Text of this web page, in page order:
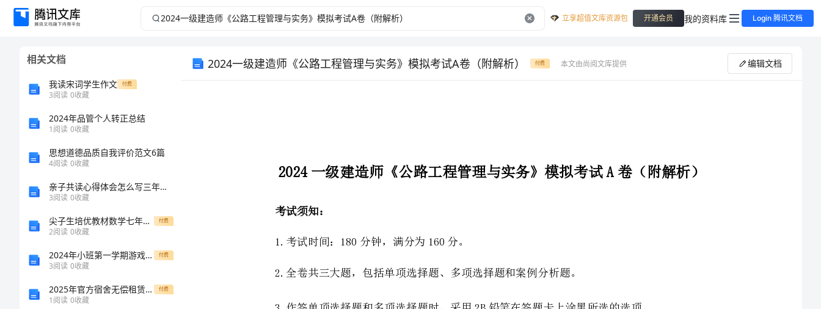
2024
《公
立享超值文库资源包 开通会员 我的资料库 Login 腾讯文档
相关文档
我读宋词学生作文 付费
3阅读 0收藏
2024年品管个人转正总结
1阅读 0收藏
思想道德品质自我评价范文6篇
4阅读 0收藏
亲子共读心得体会怎么写三年级，亲子共读心得体会7篇
3阅读 0收藏
尖子生培优教材数学七年级上第一讲 有理数讲义与问题详解 付费
2阅读 0收藏
2024年小班第一学期游戏计划 付费
3阅读 0收藏
2025年官方宿舍无偿租赁合同范本 付费
1阅读 0收藏
2024一级建造师《公路工程管理与实务》模拟考试A卷（附解析） 付费 本文由尚阅文库提供 编辑文档
4.作答案例分析题时，采用黑色墨水笔在答题卡指定位置作答。